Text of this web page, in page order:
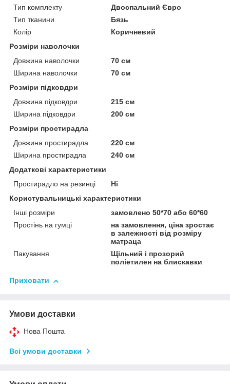
Тип комплекту
Двоспальний Євро
Тип тканини
Бязь
Колір
Коричневий
Розміри наволочки
Довжина наволочки
70 см
Ширина наволочки
70 см
Розміри підковдри
Довжина підковдри
215 см
Ширина підковдри
200 см
Розміри простирадла
Довжина простирадла
220 см
Ширина простирадла
240 см
Додаткові характеристики
Простирадло на резинці
Ні
Користувальницькі характеристики
Інші розміри
замовлено 50*70 або 60*60
Простінь на гумці
на замовлення, ціна зростає
в залежності від розміру
матраца
Пакування
Щільний і прозорий
поліетилен на блискавки
Приховати
Умови доставки
Нова Пошта
Всі умови доставки